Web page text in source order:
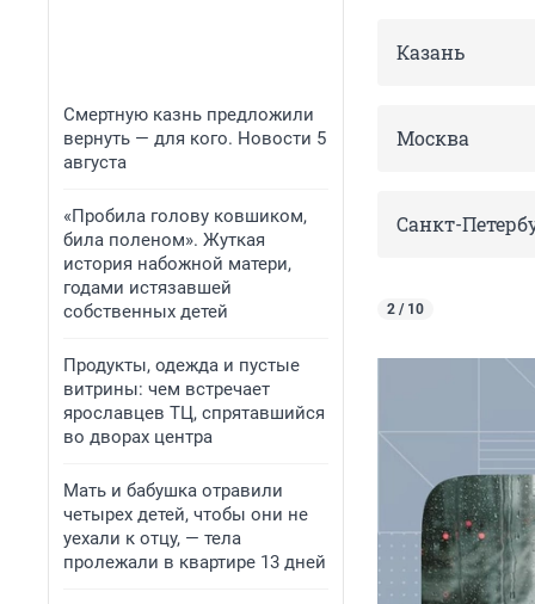
Смертную казнь предложили
вернуть — для кого. Новости 5
августа
«Пробила голову ковшиком,
била поленом». Жуткая
история набожной матери,
годами истязавшей
собственных детей
Продукты, одежда и пустые
витрины: чем встречает
ярославцев ТЦ, спрятавшийся
во дворах центра
Мать и бабушка отравили
четырех детей, чтобы они не
уехали к отцу, — тела
пролежали в квартире 13 дней
Казань
Москва
Санкт-
2 / 10